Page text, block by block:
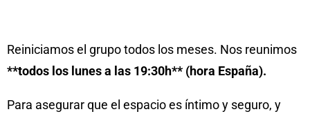
Reiniciamos el grupo todos los meses. Nos reunimos
**todos los lunes a las 19:30h** (hora España).
Para asegurar que el espacio es íntimo y seguro, y